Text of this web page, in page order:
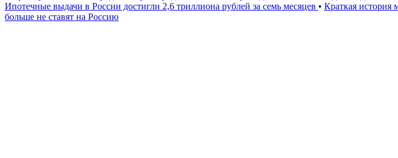
Ипотечные выдачи в России достигли 2,6 триллиона рублей за семь месяцев • Краткая история
больше не ставят на Россию